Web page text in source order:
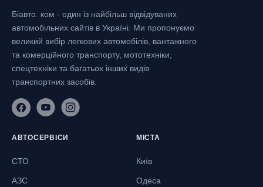
Біавто. ком - один із найбільш відвідуваних
автомобільних сайтів в Україні. Ми пропонуємо
великий вибір легкових автомобілів, вантажного
та комерційного транспорту, мототехніки,
спецтехніки та багатьох інших видів
транспортних засобів.
АВТОСЕРВІСИ
СТО
АЗС
МІСТА
Київ
Одеса